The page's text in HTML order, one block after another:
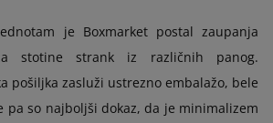
je Boxmarket postal zaupanja
stotine strank iz različnih panog.
pošiljka zasluži ustrezno embalažo, bele
pa so najboljši dokaz, da je minimalizem